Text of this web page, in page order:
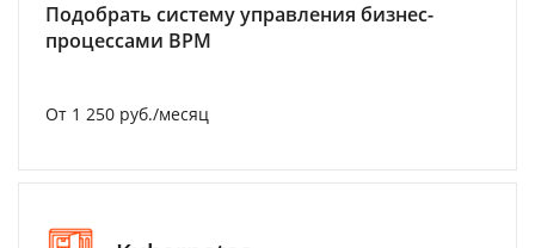
Подобрать систему управления бизнес-
процессами BPM
От 1 250 руб./месяц